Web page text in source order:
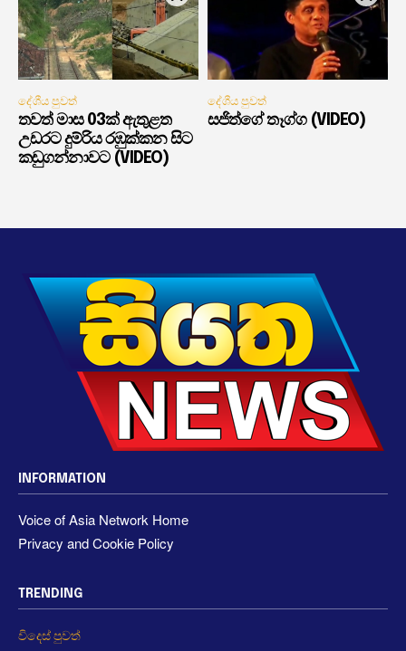
දේශීය පුවත්
තවත් මාස 03ක් ඇතුළත
උඩරට දුම්රිය රඹුක්කන සිට
කඩුගන්නාවට (VIDEO)
දේශීය පුවත්
සජිත්ගේ තෑග්ග (VIDEO)
INFORMATION
Voice of Asia Network Home
Privacy and Cookie Policy
TRENDING
විදෙස් පුවත්